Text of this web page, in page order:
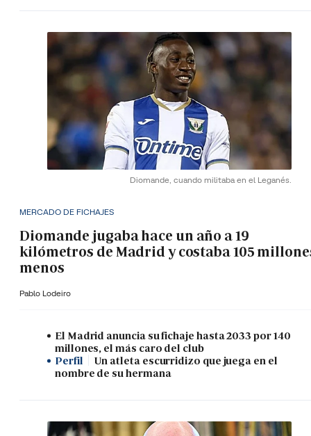
Diomande, cuando militaba en el Leganés.
MERCADO DE FICHAJES
Diomande jugaba hace un año a 19
kilómetros de Madrid y costaba 105
menos
Pablo Lodeiro
El Madrid anuncia su fichaje hasta 2033 por 140
millones, el más caro del club
Perfil
Un atleta escurridizo que juega en el
nombre de su hermana